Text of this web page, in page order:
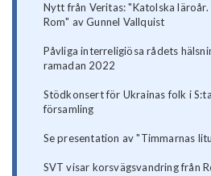
Nytt från Veritas: "Katolska läroår.
Rom" av Gunnel Vallquist
Påvliga interreligiösa rådets
ramadan 2022
Stödkonsert för Ukrainas folk i
församling
Se presentation av "Timmarnas
SVT visar korsvägsvandring från